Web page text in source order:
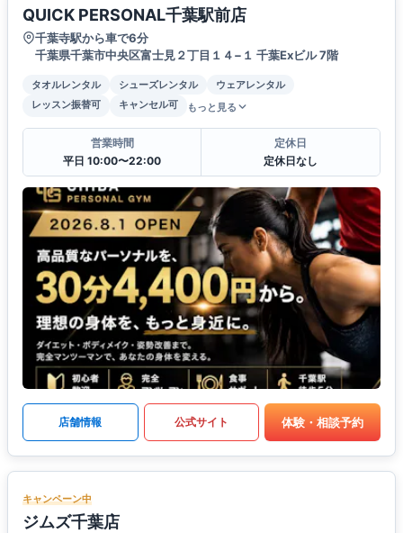
QUICK PERSONAL千葉駅前店
千葉寺駅から車で6分
千葉県千葉市中央区富士見２丁目１４−１ 千葉Exビル 7階
タオルレンタル シューズレンタル
ウェアレンタル
レッスン振替可
キャンセル可 もっと見る
営業時間
平日 10:00〜22:00
定休日
定休日なし
店舗情報 公式サイト 体験・相談予約
キャンペーン中
ジムズ千葉店